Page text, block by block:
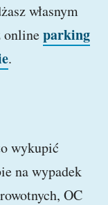
własnym
onlineparking
.
wykupić
na wypadek
OC